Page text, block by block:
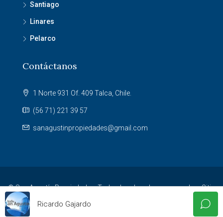
Santiago
Linares
Pelarco
Contáctanos
1 Norte 931 Of. 409 Talca, Chile.
(56 71) 221 39 57
sanagustinpropiedades@gmail.com
© San Agustín Propiedades. Todos los derechos reservados. Sitio
desarrollado por
Ricardo Gajardo